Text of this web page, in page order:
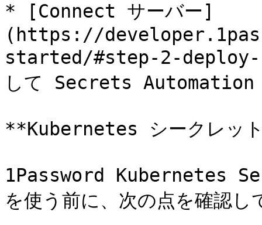
* [Connect サーバー]
(https://
started/#step-2-deploy-
して Secrets Automation
**Kubernetes シークレッ
1Password Kubernetes
を使う前に、次の点を確認し